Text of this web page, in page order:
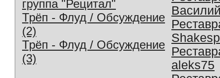
группа "Рецитал"
Трёп - Флуд / Обсуждение
(2)
Трёп - Флуд / Обсуждение
(3)
aleks75